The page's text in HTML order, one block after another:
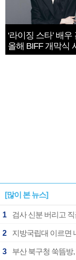
‘라이징 스타’ 배우
올해 BIFF 개막식
확정
[많이 본 뉴스]
1
2 지방국립대 이르면
3 부산 북구청 쑥뜸방